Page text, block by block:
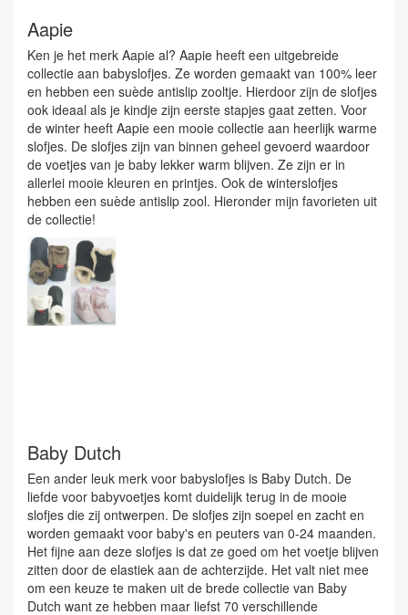
Aapie
Ken je het merk Aapie al? Aapie heeft een uitgebreide
collectie aan babyslofjes. Ze worden gemaakt van 100% leer
en hebben een suède antislip zooltje. Hierdoor zijn de slofjes
ook ideaal als je kindje zijn eerste stapjes gaat zetten. Voor
de winter heeft Aapie een mooie collectie aan heerlijk warme
slofjes. De slofjes zijn van binnen geheel gevoerd waardoor
de voetjes van je baby lekker warm blijven. Ze zijn er in
allerlei mooie kleuren en printjes. Ook de winterslofjes
hebben een suède antislip zool. Hieronder mijn favorieten uit
de collectie!
Baby Dutch
Een ander leuk merk voor babyslofjes is Baby Dutch. De
liefde voor babyvoetjes komt duidelijk terug in de mooie
slofjes die zij ontwerpen. De slofjes zijn soepel en zacht en
worden gemaakt voor baby's en peuters van 0-24 maanden.
Het fijne aan deze slofjes is dat ze goed om het voetje blijven
zitten door de elastiek aan de achterzijde. Het valt niet mee
om een keuze te maken uit de brede collectie van Baby
Dutch want ze hebben maar liefst 70 verschillende